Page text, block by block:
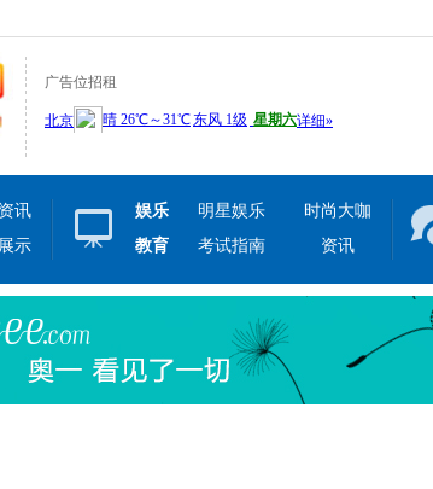
广告位招租
讯
示
娱乐 明星娱乐
时尚大咖
教育
考试指南 资讯